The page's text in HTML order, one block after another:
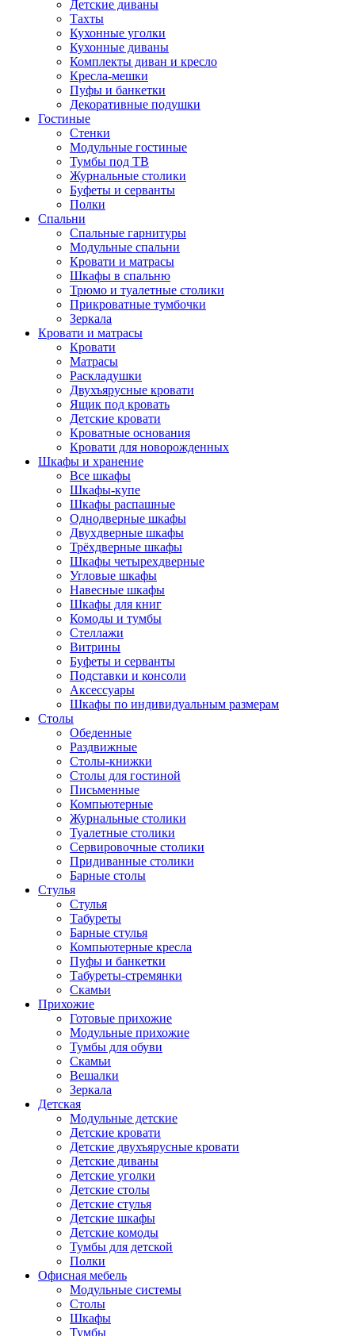
Детские диваны
Тахты
Кухонные уголки
Кухонные диваны
Комплекты диван и кресло
Кресла-мешки
Пуфы и банкетки
Декоративные подушки
Гостиные
Стенки
Модульные гостиные
Тумбы под ТВ
Журнальные столики
Буфеты и серванты
Полки
Спальни
Спальные гарнитуры
Модульные спальни
Кровати и матрасы
Шкафы в спальню
Трюмо и туалетные столики
Прикроватные тумбочки
Зеркала
Кровати и матрасы
Кровати
Матрасы
Раскладушки
Двухъярусные кровати
Ящик под кровать
Детские кровати
Кроватные основания
Кровати для новорожденных
Шкафы и хранение
Все шкафы
Шкафы-купе
Шкафы распашные
Однодверные шкафы
Двухдверные шкафы
Трёхдверные шкафы
Шкафы четырехдверные
Угловые шкафы
Навесные шкафы
Шкафы для книг
Комоды и тумбы
Стеллажи
Витрины
Буфеты и серванты
Подставки и консоли
Аксессуары
Шкафы по индивидуальным размерам
Столы
Обеденные
Раздвижные
Столы-книжки
Столы для гостиной
Письменные
Компьютерные
Журнальные столики
Туалетные столики
Сервировочные столики
Придиванные столики
Барные столы
Стулья
Стулья
Табуреты
Барные стулья
Компьютерные кресла
Пуфы и банкетки
Табуреты-стремянки
Скамьи
Прихожие
Готовые прихожие
Модульные прихожие
Тумбы для обуви
Скамьи
Вешалки
Зеркала
Детская
Модульные детские
Детские кровати
Детские двухъярусные кровати
Детские диваны
Детские уголки
Детские столы
Детские стулья
Детские шкафы
Детские комоды
Тумбы для детской
Полки
Офисная мебель
Модульные системы
Столы
Шкафы
Тумбы